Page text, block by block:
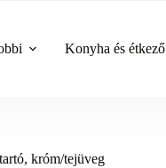
Konyha és étkező
króm/tejüveg